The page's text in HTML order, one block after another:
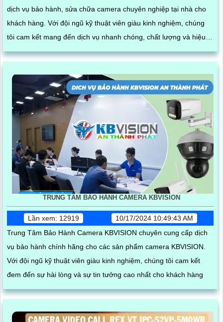
dịch vụ bảo hành, sửa chữa camera chuyên nghiệp tại nhà cho
khách hàng. Với đội ngũ kỹ thuật viên giàu kinh nghiệm, chúng
tôi cam kết mang đến dịch vụ nhanh chóng, chất lượng và hiệu
quả
TRUNG TÂM BẢO HÀNH CAMERA KBVISION
Lần xem: 12919
10/17/2024 10:49:43 AM
Trung Tâm Bảo Hành Camera KBVISION chuyên cung cấp dịch
vụ bảo hành chính hãng cho các sản phẩm camera KBVISION.
Với đội ngũ kỹ thuật viên giàu kinh nghiệm, chúng tôi cam kết
đem đến sự hài lòng và sự tin tưởng cao nhất cho khách hàng